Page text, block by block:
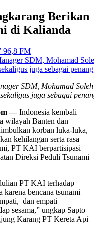
Berikan
di Kalianda
96,8 FM
SDM, Mohamad
juga sebagai
—Indonesia kembali
wilayah Banten dan
korban luka-luka,
kehilangan serta rasa
PT KAI berpartisipasi
Direksi Peduli Tsunami
PT KAI terhadap
karena bencana tsunami
dan empati
sesama,” ungkap Sapto
Karang PT Kereta Api